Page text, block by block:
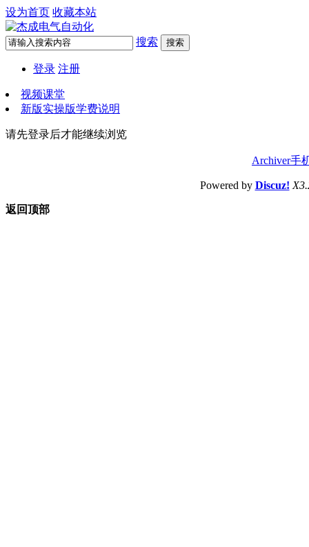
设为首页 收藏本站
搜索 搜索
登录 注册
视频课堂
新版实操版学费说明
请先登录后才能继续浏览
Archiver手
Powered by Discuz!
返回顶部